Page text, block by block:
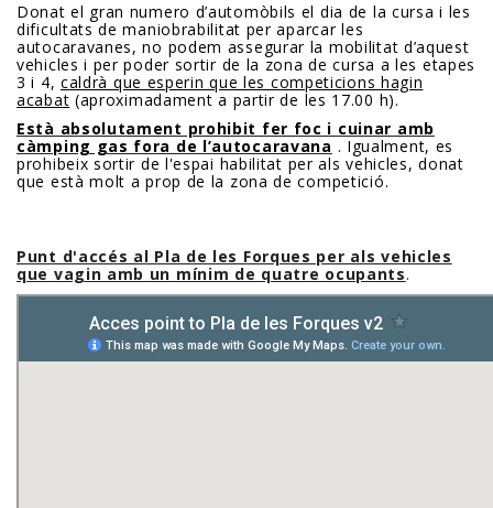
Donat el gran numero d’automòbils el dia de la cursa i les
dificultats de maniobrabilitat per aparcar les
autocaravanes, no podem assegurar la mobilitat d’aquest
vehicles i per poder sortir de la zona de cursa a les etapes
3 i 4, caldrà que esperin que les competicions hagin
acabat (aproximadament a partir de les 17.00 h).
Està absolutament prohibit fer foc i cuinar amb
càmping gas fora de l’autocaravana . Igualment, es
prohibeix sortir de l'espai habilitat per als vehicles, donat
que està molt a prop de la zona de competició.
Punt d'accés al Pla de les Forques per als vehicles
que vagin amb un mínim de quatre ocupants.